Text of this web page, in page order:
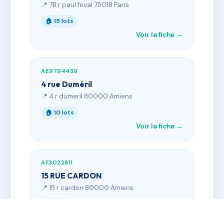
📍 7B r paul feval 75018 Paris
🏠 15 lots
Voir la fiche →
AE9794439
4 rue Duméril
📍 4 r dumeril 80000 Amiens
🏠 10 lots
Voir la fiche →
AF3022811
15 RUE CARDON
📍 15 r cardon 80000 Amiens